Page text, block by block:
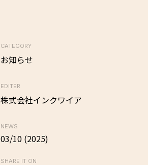
CATEGORY
お知らせ
EDITER
株式会社インクワイア
NEWS
03/10 (2025)
SHARE IT ON